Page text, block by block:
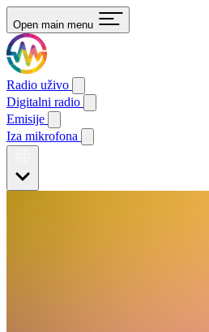
Open main menu
Radio uživo
Digitalni radio
Emisije
Iza mikrofona